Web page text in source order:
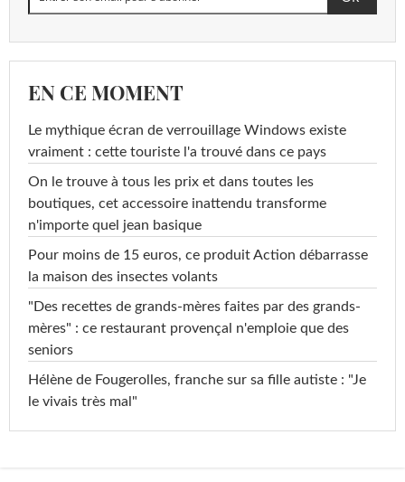
EN CE MOMENT
Le mythique écran de verrouillage Windows existe
vraiment : cette touriste l'a trouvé dans ce pays
On le trouve à tous les prix et dans toutes les
boutiques, cet accessoire inattendu transforme
n'importe quel jean basique
Pour moins de 15 euros, ce produit Action débarrasse
la maison des insectes volants
"Des recettes de grands-mères faites par des grands-
mères" : ce restaurant provençal n'emploie que des
seniors
Hélène de Fougerolles, franche sur sa fille autiste : "Je
le vivais très mal"